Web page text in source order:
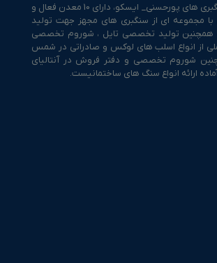
گروه معادن و سنگبری های پورحسنی_ ایسکو، دارای 10 معدن فعال و
مجموعه ای از سنگبری های مجهز جهت تولید
تولید تخصصی تایل ، شوروم تخصصی
از انواع اسلب های لوکس و صادراتی در شمس
شوروم تخصصی و دفتر فروش در آنتالیای
ارائه انواع سنگ های ساختمانیست.